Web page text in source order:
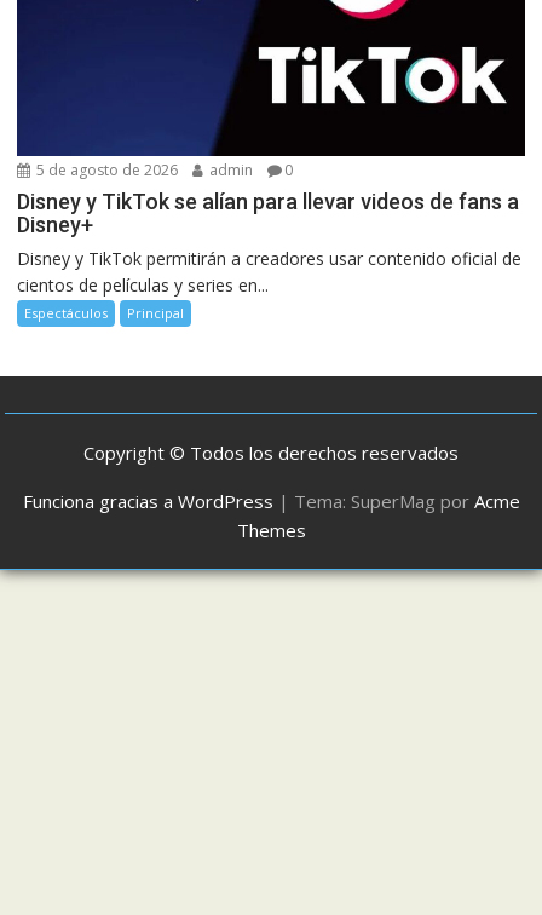
5 de agosto de 2026 admin 0
Disney y TikTok se alían para llevar videos de fans a
Disney+
Disney y TikTok permitirán a creadores usar contenido oficial de
cientos de películas y series en...
Espectáculos Principal
Copyright © Todos los derechos reservados
Funciona gracias a WordPress | Tema: SuperMag por Acme
Themes